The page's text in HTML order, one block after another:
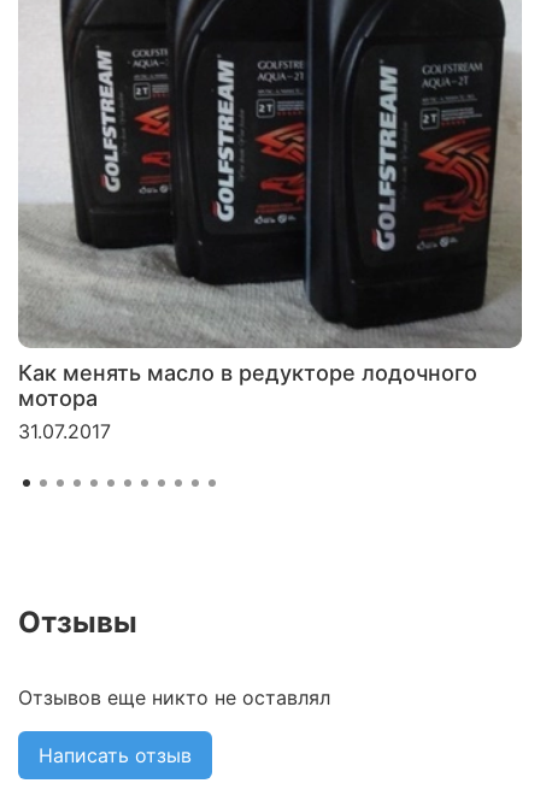
Как менять масло в редукторе лодочного
мотора
31.07.2017
Отзывы
Отзывов еще никто не оставлял
Написать отзыв